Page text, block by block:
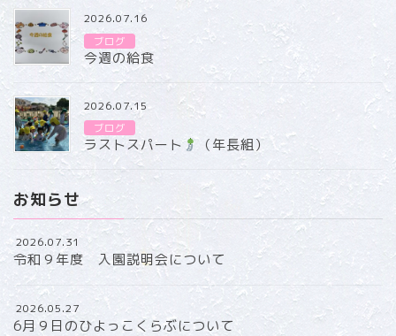
2026.07.16
ブログ
今週の給食
2026.07.15
ブログ
ラストスパート （年長組）
お知らせ
2026.07.31
令和９年度 入園説明会について
2026.05.27
6月９日のひよっこくらぶについて